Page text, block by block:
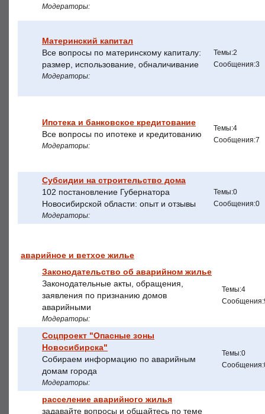
Модераторы:
Материнский капитал
Все вопросы по материнскому капиталу:
размер, использование, обналичивание
Модераторы:
Темы:2
Сообщения:3
Ипотека и банковское кредитование
Все вопросы по ипотеке и кредитованию
Модераторы:
Темы:4
Сообщения:7
Субсидии на строительство дома
102 постановление Губернатора
Новосибирской области: опыт и отзывы
Модераторы:
Темы:0
Сообщения:0
аварийное и ветхое жилье
Законодательство об аварийном жилье
Законодательные акты, обращения,
заявления по признанию домов
аварийными
Модераторы:
Темы:4
Соцпроект "Опасные зоны
Новосибирска"
Собираем информацию по аварийным
домам города
Модераторы:
Темы:0
расселение аварийного жилья
задавайте вопросы и общайтесь по теме